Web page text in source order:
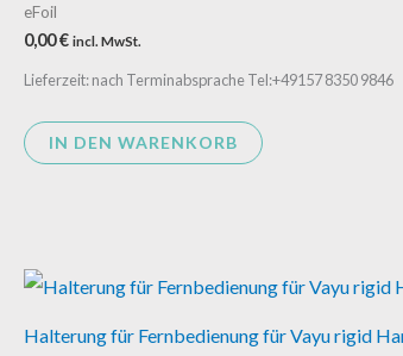
eFoil
0,00€ incl. MwSt.
Lieferzeit: nach Terminabsprache Tel:+49157 8350 9846
IN DEN WARENKORB
Halterung für Fernbedienung für Vayu rigid